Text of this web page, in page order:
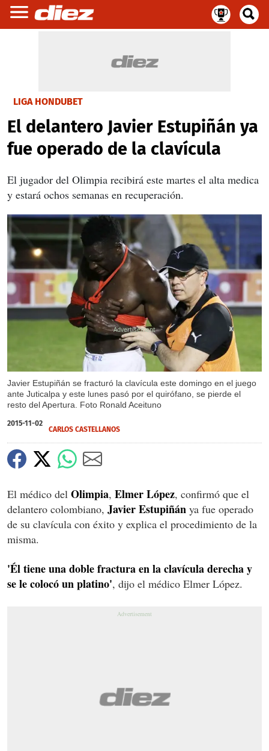
LIGA HONDUBET
El delantero Javier Estupiñán ya
fue operado de la clavícula
El jugador del Olimpia recibirá este martes el alta medica
y estará ochos semanas en recuperación.
Javier Estupiñán se fracturó la clavícula este domingo en el juego
ante Juticalpa y este lunes pasó por el quirófano, se pierde el
resto del Apertura. Foto Ronald Aceituno
X
2015-11-02
CARLOS CASTELLANOS
El médico del Olimpia, Elmer López, confirmó que el
delantero colombiano, Javier Estupiñán ya fue operado
de su clavícula con éxito y explica el procedimiento de la
misma.
'Él tiene una doble fractura en la clavícula derecha y
se le colocó un platino', dijo el médico Elmer López.